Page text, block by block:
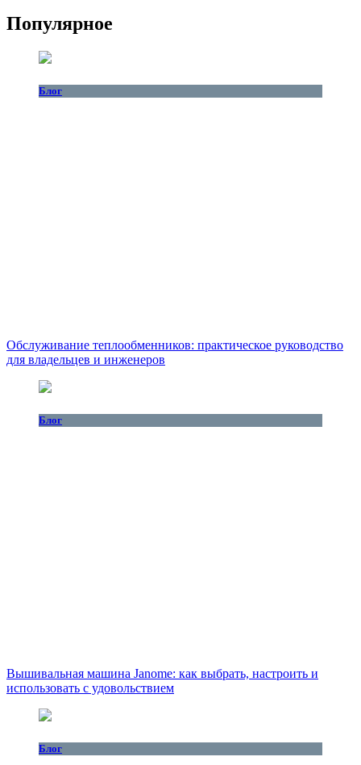
Популярное
Блог
Обслуживание теплообменников: практическое руководство
для владельцев и инженеров
Блог
Вышивальная машина Janome: как выбрать, настроить и
использовать с удовольствием
Блог